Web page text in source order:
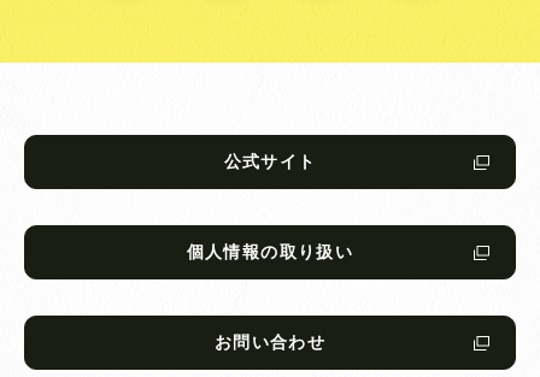
公式サイト
個人情報の取り扱い
お問い合わせ